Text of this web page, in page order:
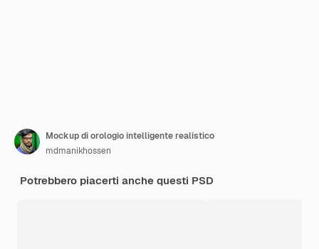
Mockup di orologio intelligente realistico
mdmanikhossen
Potrebbero piacerti anche questi PSD